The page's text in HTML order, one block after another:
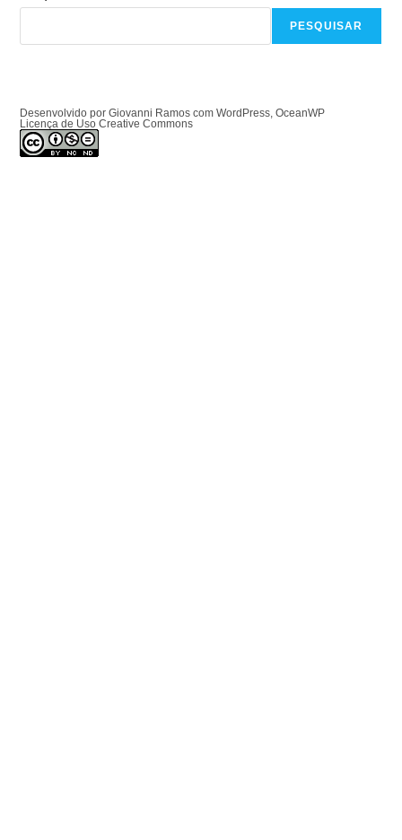
PESQUISAR
Desenvolvido por Giovanni Ramos com WordPress, OceanWP
Licença de Uso Creative Commons